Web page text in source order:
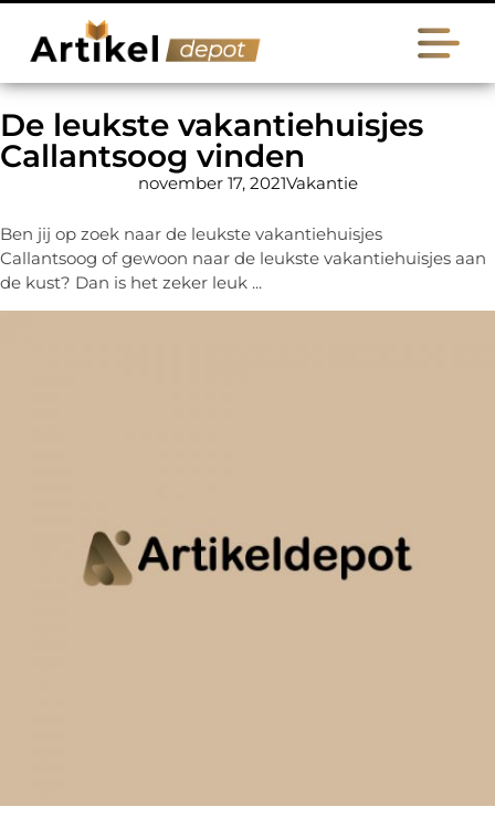
De leukste vakantiehuisjes
Callantsoog vinden
november 17, 2021Vakantie
Ben jij op zoek naar de leukste vakantiehuisjes
Callantsoog of gewoon naar de leukste vakantiehuisjes aan
de kust? Dan is het zeker leuk ...